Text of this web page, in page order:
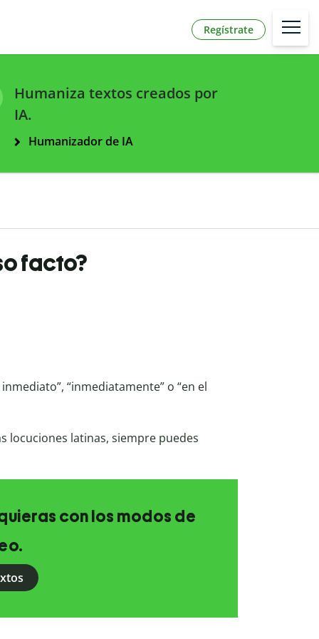
Regístrate
Humaniza textos creados por
IA.
Humanizador de IA
facto?
“inmediatamente” o “en el
locuciones latinas, siempre puedes
con los modos de